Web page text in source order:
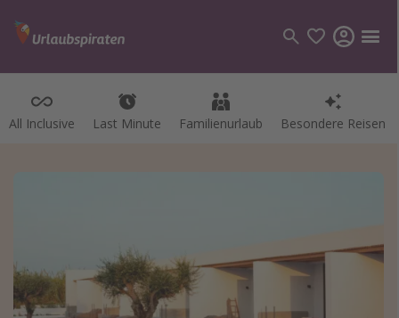
All Inclusive Last Minute Familienurlaub Besondere Reisen
Kategorien
Reiseziele